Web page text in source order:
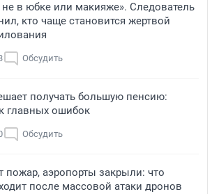
в юбке или макияже». Следователь
кто чаще становится жертвой
Обсудить
получать большую пенсию:
главных ошибок
Обсудить
пожар, аэропорты закрыли: что
после массовой атаки дронов